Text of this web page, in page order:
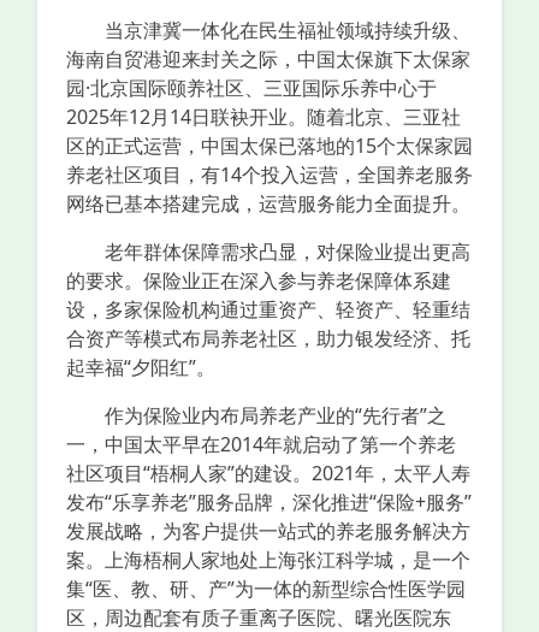
当京津冀一体化在民生福祉领域持续升级、
海南自贸港迎来封关之际，中国太保旗下太保家
园·北京国际颐养社区、三亚国际乐养中心于
2025年12月14日联袂开业。随着北京、三亚社
区的正式运营，中国太保已落地的15个太保家园
养老社区项目，有14个投入运营，全国养老服务
网络已基本搭建完成，运营服务能力全面提升。
老年群体保障需求凸显，对保险业提出更高
的要求。保险业正在深入参与养老保障体系建
设，多家保险机构通过重资产、轻资产、轻重结
合资产等模式布局养老社区，助力银发经济、托
起幸福“夕阳红”。
作为保险业内布局养老产业的“先行者”之
一，中国太平早在2014年就启动了第一个养老
社区项目“梧桐人家”的建设。2021年，太平人寿
发布“乐享养老”服务品牌，深化推进“保险+服务”
发展战略，为客户提供一站式的养老服务解决方
案。上海梧桐人家地处上海张江科学城，是一个
集“医、教、研、产”为一体的新型综合性医学园
区，周边配套有质子重离子医院、曙光医院东